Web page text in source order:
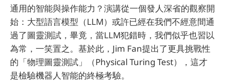
通用的智能與操作能力？演講從一個發人深省的觀察開
始：大型語言模型（LLM）或許已經在我們不經意間通
過了圖靈測試，畢竟，當LLM犯錯時，我們似乎也習以
為常，一笑置之。基於此，Jim Fan提出了更具挑戰性
的「物理圖靈測試」（Physical Turing Test），這才
是檢驗機器人智能的終極考驗。